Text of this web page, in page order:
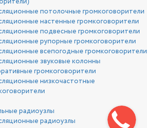
потолочные громкоговорители
настенные громкоговорители
подвесные громкоговорители
рупорные громкоговорители
всепогодные громкоговорители
звуковые колонны
громкоговорители
низкочастотные
радиоузлы
радиоузлы